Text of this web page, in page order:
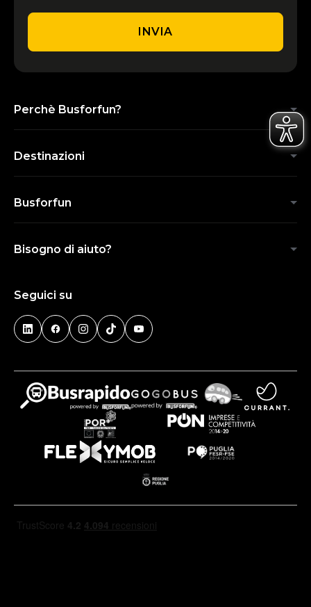
INVIA
Perchè Busforfun?
Destinazioni
Busforfun
Bisogno di aiuto?
Seguici su